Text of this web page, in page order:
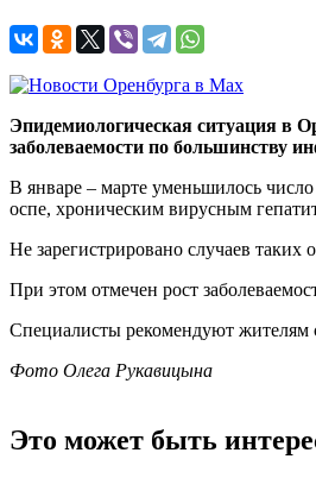
Эпидемиологическая ситуация в
заболеваемости по большинству
В январе – марте уменьшилось
оспе, хроническим вирусным
Не зарегистрировано случаев
При этом отмечен рост
Специалисты рекомендуют жителям
Фото Олега Рукавицына
Это может быть